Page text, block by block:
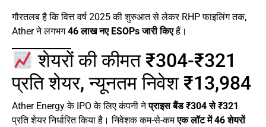
गौरतलब है कि वित्त वर्ष 2025 की शुरुआत से लेकर RHP फाइलिंग तक,
Ather ने लगभग46 लाख नए ESOPs जारी किएहैं।
शेयरों की कीमत ₹304-₹321
प्रति शेयर, न्यूनतम निवेश ₹13,984
Ather Energy के IPO के लिए कंपनी नेप्राइस बैंड ₹304 से ₹321
प्रति शेयर निर्धारित किया है। निवेशक कम-से-कमएक लॉट में 46 शेयरों